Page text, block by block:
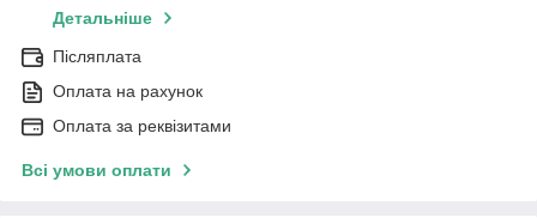
Детальніше
Післяплата
Оплата на рахунок
Оплата за реквізитами
Всі умови оплати